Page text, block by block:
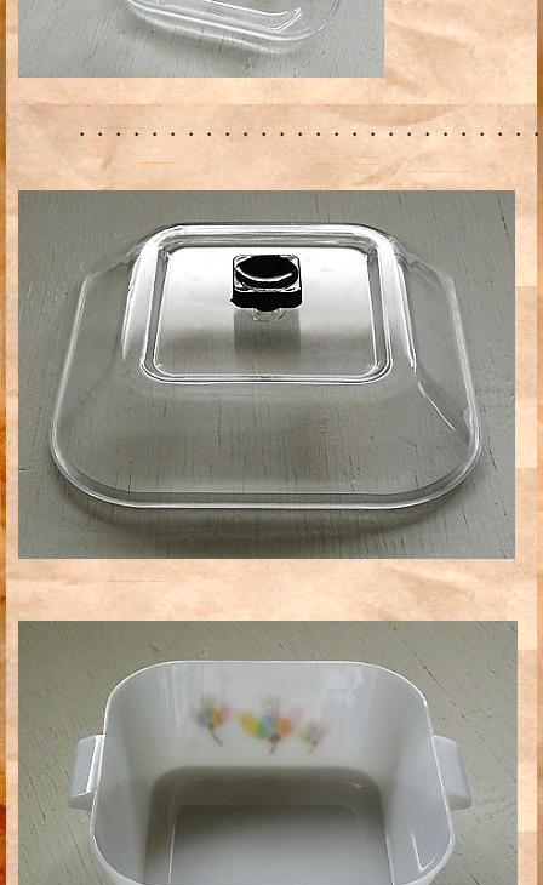
・・・・・・・・・・・・・・・・・・・・・・・・・・